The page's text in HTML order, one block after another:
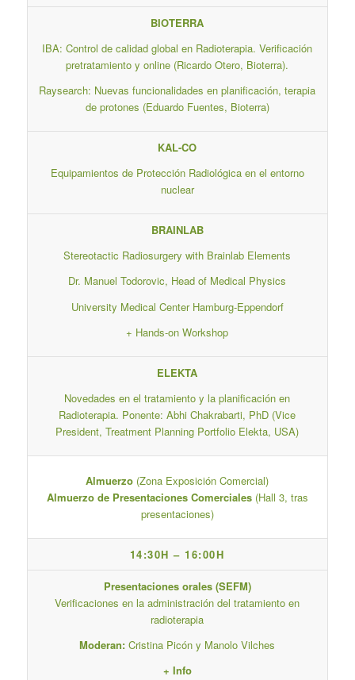
BIOTERRA
IBA: Control de calidad global en Radioterapia. Verificación
pretratamiento y online (Ricardo Otero, Bioterra).
Raysearch: Nuevas funcionalidades en planificación, terapia
de protones (Eduardo Fuentes, Bioterra)
KAL-CO
Equipamientos de Protección Radiológica en el entorno
nuclear
BRAINLAB
Stereotactic Radiosurgery with Brainlab Elements
Dr. Manuel Todorovic, Head of Medical Physics
University Medical Center Hamburg-Eppendorf
+ Hands-on Workshop
ELEKTA
Novedades en el tratamiento y la planificación en
Radioterapia. Ponente: Abhi Chakrabarti, PhD (Vice
President, Treatment Planning Portfolio Elekta, USA)
Almuerzo (Zona Exposición Comercial)
Almuerzo de Presentaciones Comerciales(Hall 3, tras
presentaciones)
14:30H – 16:00H
Presentaciones orales (SEFM)
Verificaciones en la administración del tratamiento en
radioterapia
Moderan: Cristina Picón y Manolo Vilches
+ Info